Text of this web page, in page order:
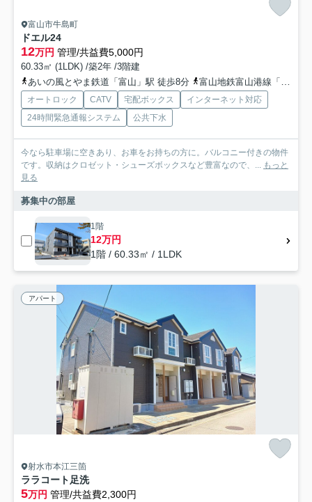
富山市牛島町
ドエル24
12万円 管理/共益費5,000円
60.33㎡ (1LDK) /築2年 /3階建
あいの風とやま鉄道「富山」駅 徒歩8分
富山地鉄富山港線「インテック本社前」駅 徒歩5分
オートロック CATV 宅配ボックス
インターネット対応
24時間緊急通報システム
公共下水
今なら駐車場に空きあり、お車をお持ちの方に。バルコニー付きの物件
です。収納はクロゼット・シューズボックスなど豊富なので、... もっと
見る
募集中の部屋
1階
12万円
1階 / 60.33㎡ / 1LDK
アパート
射水市本江三箇
ララコート足洗
5万円 管理/共益費2,300円